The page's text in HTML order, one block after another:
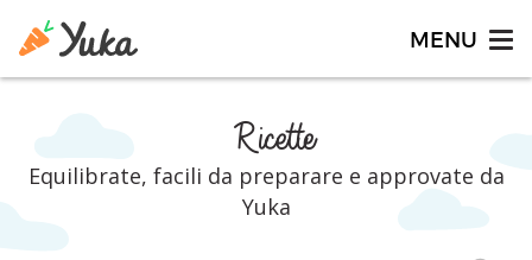
Ricette
Equilibrate, facili da preparare e approvate da
Yuka